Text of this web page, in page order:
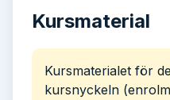
Kursmaterial
Kursmaterialet för
kursnyckeln